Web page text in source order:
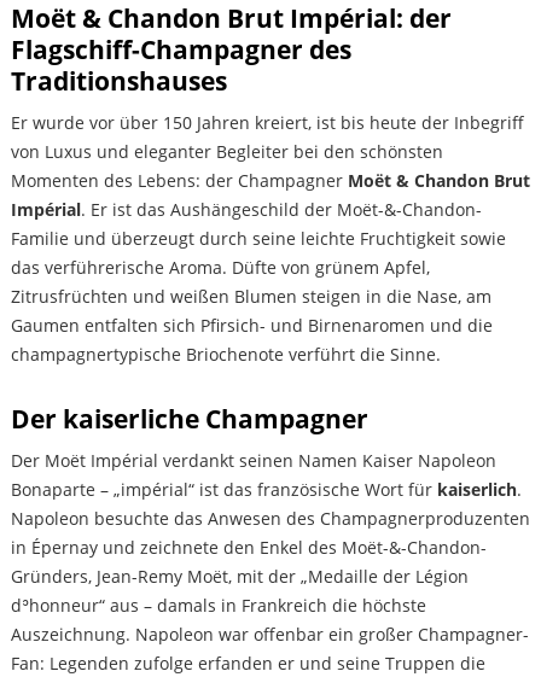
Moët & Chandon Brut Impérial: der
Flagschiff-Champagner des
Traditionshauses
Er wurde vor über 150 Jahren kreiert, ist bis heute der Inbegriff
von Luxus und eleganter Begleiter bei den schönsten
Momenten des Lebens: der Champagner Moët & Chandon Brut
Impérial. Er ist das Aushängeschild der Moët-&-Chandon-
Familie und überzeugt durch seine leichte Fruchtigkeit sowie
das verführerische Aroma. Düfte von grünem Apfel,
Zitrusfrüchten und weißen Blumen steigen in die Nase, am
Gaumen entfalten sich Pfirsich- und Birnenaromen und die
champagnertypische Briochenote verführt die Sinne.
Der kaiserliche Champagner
Der Moët Impérial verdankt seinen Namen Kaiser Napoleon
Bonaparte – „impérial“ ist das französische Wort für kaiserlich.
Napoleon besuchte das Anwesen des Champagnerproduzenten
in Épernay und zeichnete den Enkel des Moët-&-Chandon-
Gründers, Jean-Remy Moët, mit der „Medaille der Légion
dʾhonneur“ aus – damals in Frankreich die höchste
Auszeichnung. Napoleon war offenbar ein großer Champagner-
Fan: Legenden zufolge erfanden er und seine Truppen die